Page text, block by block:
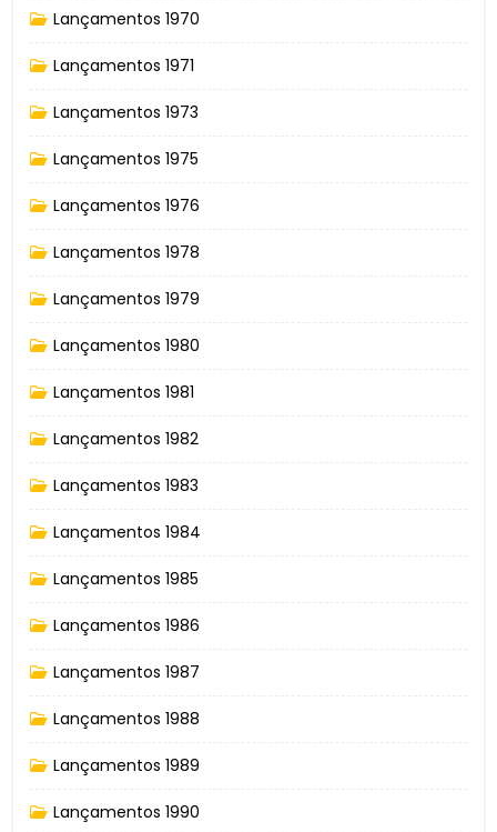
Lançamentos 1970
Lançamentos 1971
Lançamentos 1973
Lançamentos 1975
Lançamentos 1976
Lançamentos 1978
Lançamentos 1979
Lançamentos 1980
Lançamentos 1981
Lançamentos 1982
Lançamentos 1983
Lançamentos 1984
Lançamentos 1985
Lançamentos 1986
Lançamentos 1987
Lançamentos 1988
Lançamentos 1989
Lançamentos 1990